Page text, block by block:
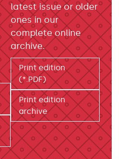
latest issue or older
ones in our
complete online
archive.
Print edition
(*.PDF)
Print edition
archive